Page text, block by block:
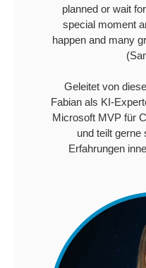
planned or wait
special moment
happen and many
Geleitet von
Fabian als KI-
Microsoft MVP für
und teilt gerne
Erfahrungen